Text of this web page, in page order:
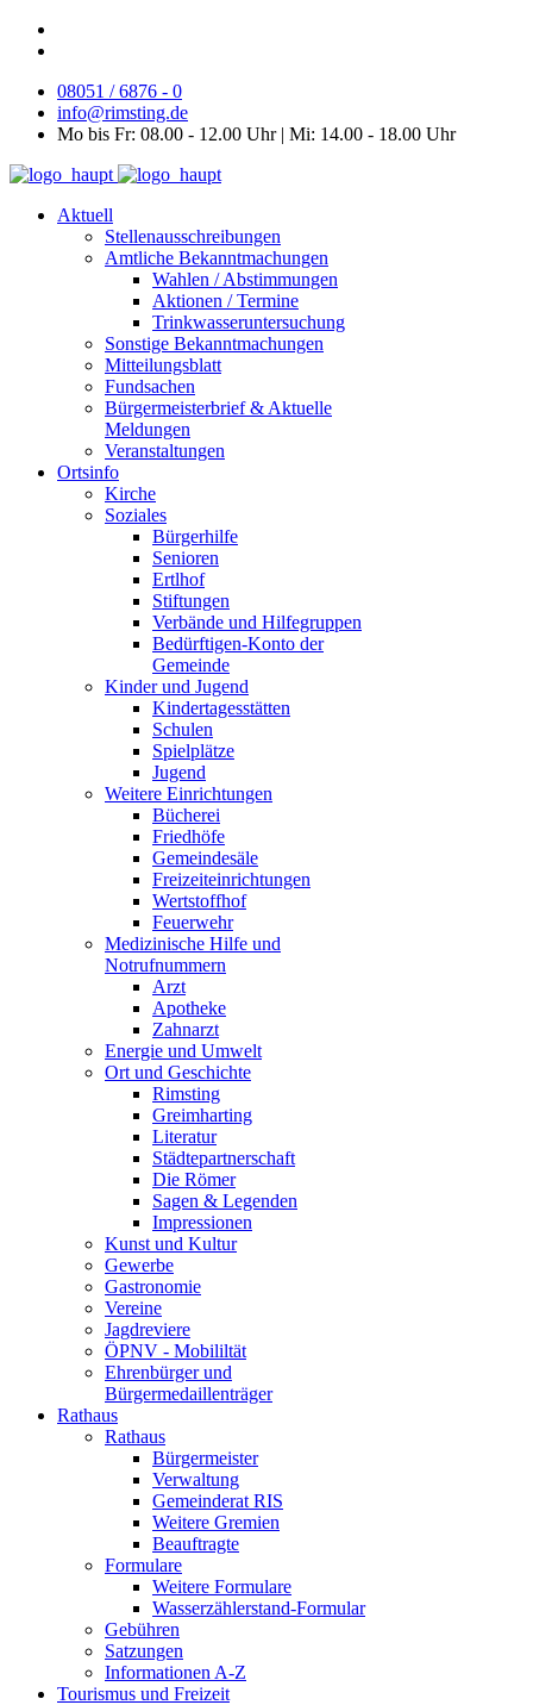
08051 / 6876 - 0
info@rimsting.de
Mo bis Fr: 08.00 - 12.00 Uhr | Mi: 14.00 - 18.00 Uhr
Aktuell
Stellenausschreibungen
Amtliche Bekanntmachungen
Wahlen / Abstimmungen
Aktionen / Termine
Trinkwasseruntersuchung
Sonstige Bekanntmachungen
Mitteilungsblatt
Fundsachen
Bürgermeisterbrief & Aktuelle
Meldungen
Veranstaltungen
Ortsinfo
Kirche
Soziales
Bürgerhilfe
Senioren
Ertlhof
Stiftungen
Verbände und Hilfegruppen
Bedürftigen-Konto der
Gemeinde
Kinder und Jugend
Kindertagesstätten
Schulen
Spielplätze
Jugend
Weitere Einrichtungen
Bücherei
Friedhöfe
Gemeindesäle
Freizeiteinrichtungen
Wertstoffhof
Feuerwehr
Medizinische Hilfe und
Notrufnummern
Arzt
Apotheke
Zahnarzt
Energie und Umwelt
Ort und Geschichte
Rimsting
Greimharting
Literatur
Städtepartnerschaft
Die Römer
Sagen & Legenden
Impressionen
Kunst und Kultur
Gewerbe
Gastronomie
Vereine
Jagdreviere
ÖPNV - Mobililtät
Ehrenbürger und
Bürgermedaillenträger
Rathaus
Rathaus
Bürgermeister
Verwaltung
Gemeinderat RIS
Weitere Gremien
Beauftragte
Formulare
Weitere Formulare
Wasserzählerstand-Formular
Gebühren
Satzungen
Informationen A-Z
Tourismus und Freizeit